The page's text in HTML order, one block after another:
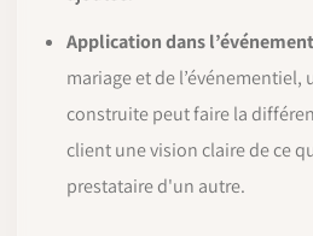
Application dans
mariage et de l’événementiel,
construite peut faire la
client une vision claire de ce
prestataire d'un autre.